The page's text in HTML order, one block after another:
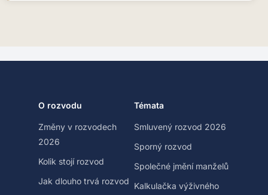
O rozvodu
Změny v rozvodech
2026
Kolik stojí rozvod
Jak dlouho trvá rozvod
Témata
Smluvený rozvod 2026
Sporný rozvod
Společné jmění manželů
Kalkulačka výživného